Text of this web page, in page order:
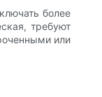
более
требуют
или